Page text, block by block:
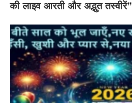
की लाइव आरती और अद्भुत तस्वीरें”